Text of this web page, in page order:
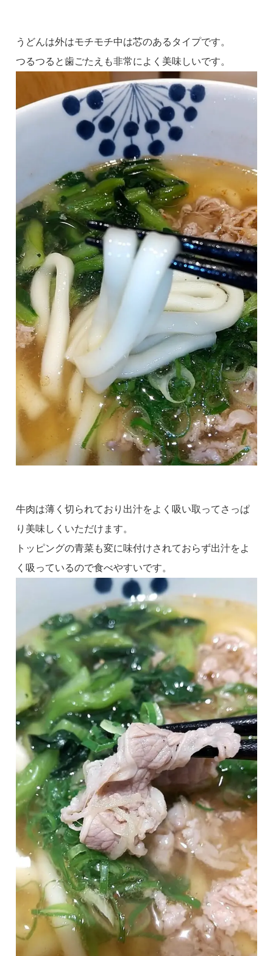
うどんは外はモチモチ中は芯のあるタイプです。
つるつると歯ごたえも非常によく美味しいです。
牛肉は薄く切られており出汁をよく吸い取ってさっぱ
り美味しくいただけます。
トッピングの青菜も変に味付けされておらず出汁をよ
く吸っているので食べやすいです。